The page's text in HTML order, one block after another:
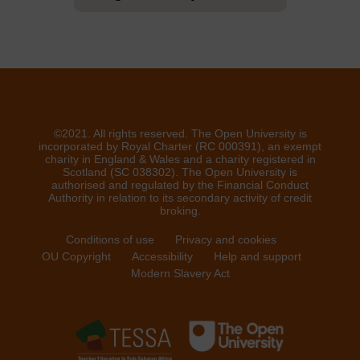
©2021. All rights reserved. The Open University is
incorporated by Royal Charter (RC 000391), an exempt
charity in England & Wales and a charity registered in
Scotland (SC 038302). The Open University is
authorised and regulated by the Financial Conduct
Authority in relation to its secondary activity of credit
broking.
Conditions of use
Privacy and cookies
OU Copyright
Accessibility
Help and support
Modern Slavery Act